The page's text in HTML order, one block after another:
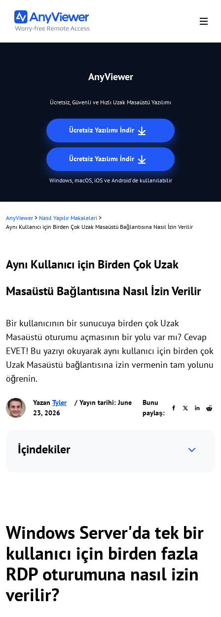
AnyViewer
Ücretsiz, Güvenli ve Hızlı Uzak Masaüstü Yazılımı
Ücretsiz Yazılımı İndir
Ücretsiz Yazılımı İndir
Windows, macOS, iOS ve Android'de kullanılabilir
AnyViewer > Nasıl Yapılır Makaleleri >
Aynı Kullanıcı için Birden Çok Uzak Masaüstü Bağlantısına Nasıl İzin Verilir
Aynı Kullanıcı için Birden Çok Uzak
Masaüstü Bağlantısına Nasıl İzin Verilir
Bir kullanıcının bir sunucuya birden çok Uzak
Masaüstü oturumu açmasının bir yolu var mı? Cevap
EVET! Bu yazıyı okuyarak aynı kullanıcı için birden çok
Uzak Masaüstü bağlantısına izin vermenin tam yolunu
öğrenin.
Yazan Tyler
/ Yayın tarihi: June
23, 2026
Bunu
paylaş:
İçindekiler
Windows Server'da tek bir
kullanıcı için birden fazla
RDP oturumuna nasıl izin
verilir?